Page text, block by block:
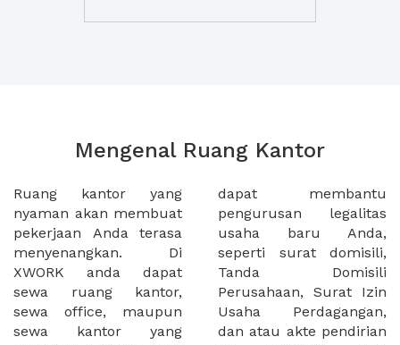
Mengenal Ruang Kantor
Ruang kantor yang
nyaman akan membuat
pekerjaan Anda terasa
menyenangkan. Di
XWORK anda dapat
sewa ruang kantor,
sewa office, maupun
sewa kantor yang
dapat membantu
pengurusan legalitas
usaha baru Anda,
seperti surat domisili,
Tanda Domisili
Perusahaan, Surat Izin
Usaha Perdagangan,
dan atau akte pendirian